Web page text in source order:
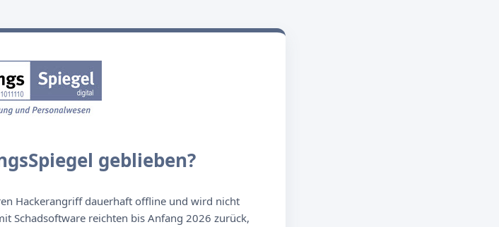
geblieben?
Hackerangriff dauerhaft offline und wird nicht
Schadsoftware reichten bis Anfang 2026 zurück,